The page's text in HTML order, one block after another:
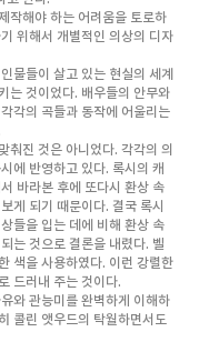
작해야 하는 어려움을 토로하
위해서 개별적인 의상의 디자
물들이 살고 있는 현실의 세계
는 것이었다. 배우들의 안무와
각의 곡들과 동작에 어울리는
춰진 것은 아니었다. 각각의 의
에 반영하고 있다. 록시의 캐
바라본 후에 또다시 환상 속
게 되기 때문이다. 결국 록시
들을 입는 데에 비해 환상 속
는 것으로 결론을 내렸다. 벨
색을 사용하였다. 이런 강렬한
드러내 주는 것이다.
와 관능미를 완벽하게 이해하
콜린 앳우드의 탁월하면서도